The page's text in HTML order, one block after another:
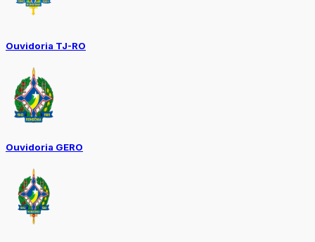
Ouvidoria TJ-RO
Ouvidoria GERO